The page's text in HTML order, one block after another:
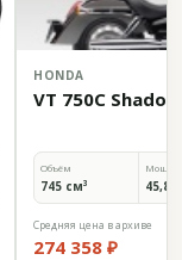
HONDA
VT 750C
Объём
745 см³ 45,8
Средняя цена в архиве
274 358 ₽